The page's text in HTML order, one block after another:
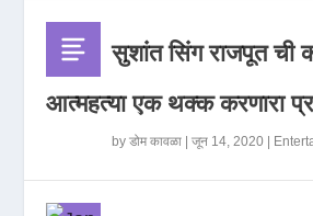
सुशांत सिंग राजपूत ची
आत्महत्या एक थक्क करणारा
byडोम कावळा |जून 14, 2020